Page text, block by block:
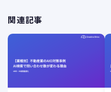
関連記事